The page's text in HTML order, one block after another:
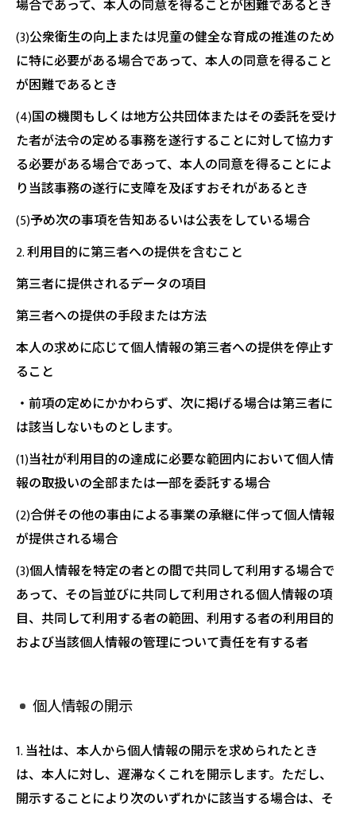
場合であって、本人の同意を得ることが困難であるとき
(3)公衆衛生の向上または児童の健全な育成の推進のため
に特に必要がある場合であって、本人の同意を得ること
が困難であるとき
(4)国の機関もしくは地方公共団体またはその委託を受け
た者が法令の定める事務を遂行することに対して協力す
る必要がある場合であって、本人の同意を得ることによ
り当該事務の遂行に支障を及ぼすおそれがあるとき
(5)予め次の事項を告知あるいは公表をしている場合
2. 利用目的に第三者への提供を含むこと
第三者に提供されるデータの項目
第三者への提供の手段または方法
本人の求めに応じて個人情報の第三者への提供を停止す
ること
・前項の定めにかかわらず、次に掲げる場合は第三者に
は該当しないものとします。
(1)当社が利用目的の達成に必要な範囲内において個人情
報の取扱いの全部または一部を委託する場合
(2)合併その他の事由による事業の承継に伴って個人情報
が提供される場合
(3)個人情報を特定の者との間で共同して利用する場合で
あって、その旨並びに共同して利用される個人情報の項
目、共同して利用する者の範囲、利用する者の利用目的
および当該個人情報の管理について責任を有する者
個人情報の開示
1. 当社は、本人から個人情報の開示を求められたとき
は、本人に対し、遅滞なくこれを開示します。ただし、
開示することにより次のいずれかに該当する場合は、そ